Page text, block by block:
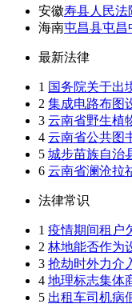
安徽寿县人民法
海南屯昌县屯昌
最新法律
1 国务院关于出
2 集成电路布图
3 云南省野生植
4 云南省公共图
5 城步苗族自治
6 云南省澜沧拉
法律常识
1 疫情期间租户
2 林地能否作为
3 抢劫时外力介
4 地理标志集体
5 出租车司机病